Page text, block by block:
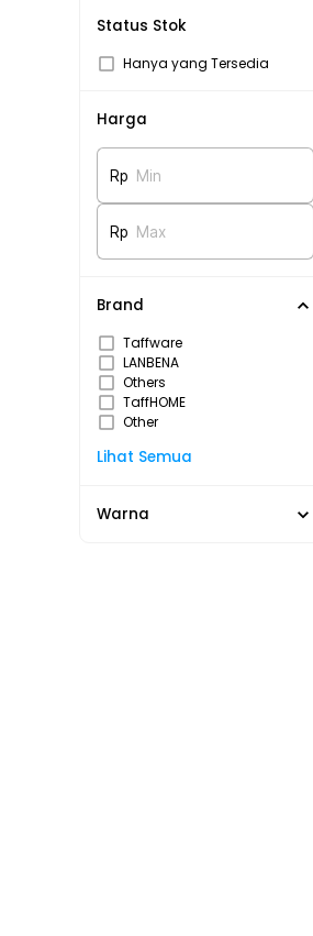
Status Stok
Hanya yang Tersedia
Harga
Rp Min
Rp Max
Brand
Taffware
LANBENA
Others
TaffHOME
Other
Lihat Semua
Warna